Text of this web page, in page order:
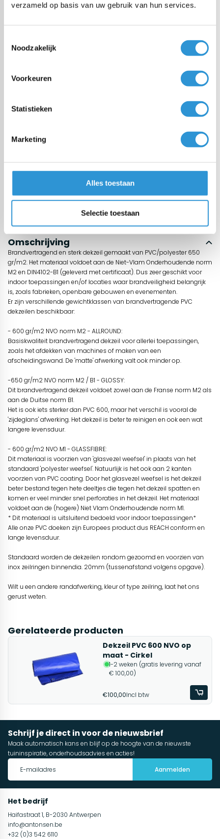
verzameld op basis van uw gebruik van hun services.
Noodzakelijk
Voorkeuren
Statistieken
Marketing
Alles toestaan
Selectie toestaan
Scheurweerstand 250N
product, dus REACH conform en gaat heel lang mee.
Tips
Omschrijving
Brandvertragend en sterk dekzeil gemaakt van PVC/polyester 650
gr/m2. Het materiaal voldoet aan de Niet-Vlam Onderhoudende norm
M2 en DIN4102-B1 (geleverd met certificaat). Dus zeer geschikt voor
indoor toepassingen en/of locaties waar brandveiligheid belangrijk
is, zoals fabrieken, openbare gebouwen en evenementen.
Er zijn verschillende gewichtklassen van brandvertragende PVC
dekzeilen beschikbaar:
- 600 gr/m2 NVO norm M2 - ALLROUND:
Basiskwaliteit brandvertragend dekzeil voor allerlei toepassingen,
zoals het afdekken van machines of maken van een
afscheidingswand. De 'matte' afwerking valt ook minder op.
-650 gr/m2 NVO norm M2 / B1 - GLOSSY:
Dit brandvertragend dekzeil voldoet zowel aan de Franse norm M2 als
aan de Duitse norm B1.
Het is ook iets sterker dan PVC 600, maar het verschil is vooral de
'zijdeglans' afwerking. Het dekzeil is beter te reinigen en ook een wat
langere levensduur.
- 600 gr/m2 NVO M1 - GLASSFIBRE:
Dit materiaal is voorzien van 'glasvezel weefsel' in plaats van het
standaard 'polyester weefsel'. Natuurlijk is het ook aan 2 kanten
voorzien van PVC coating. Door het glasvezel weefsel is het dekzeil
beter bestand tegen hete deeltjes die tegen het dekzeil spatten en
komen er veel minder snel perforaties in het dekzeil. Het materiaal
voldoet aan de (hogere) Niet Vlam Onderhoudende norm M1.
* Dit materiaal is uitsluitend bedoeld voor indoor toepassingen*
Alle onze PVC doeken zijn Europees product dus REACH conform en
lange levensduur.
Standaard worden de dekzeilen rondom gezoomd en voorzien van
inox zeilringen binnendia. 20mm (tussenafstand volgens opgave).
Wilt u een andere randafwerking, kleur of type zeilring, laat het ons
gerust weten.
Gerelateerde producten
Dekzeil PVC 600 NVO op
maat - Cirkel
1-2 weken (gratis levering vanaf
€ 100,00)
€100,00Incl btw
Schrijf je direct in voor de nieuwsbrief
Maak automatisch kans en blijf op de hoogte van de nieuwste
tuininspiratie, onderhoudsadvies en acties!
Aanmelden
Het bedrijf
Haifastraat 1, B-2030 Antwerpen
info@antonsen.be
+32 (0)3 542 6110